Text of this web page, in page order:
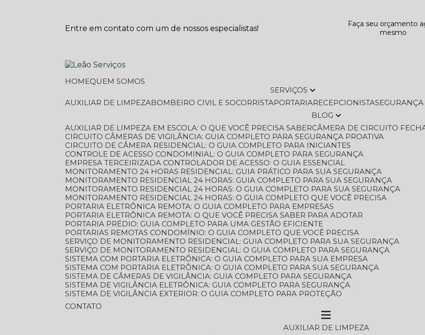
Entre em contato com um de nossos especialistas!
Faça seu orçamento
mesmo
HOME
QUEM SOMOS
SERVIÇOS
AUXILIAR DE LIMPEZA
BOMBEIRO CIVIL E SOCORRISTA PORTARIA RECEPCIONISTA
BLOG
AUXILIAR DE LIMPEZA EM ESCOLA: O QUE VOCÊ PRECISA SABER
CÂMERA DE CIRCUITO
CIRCUITO CÂMERAS DE VIGILÂNCIA: GUIA COMPLETO PARA SEGURANÇA PROATIVA
CIRCUITO DE CÂMERA RESIDENCIAL: O GUIA COMPLETO PARA INICIANTES
CONTROLE DE ACESSO CONDOMINIAL: O GUIA COMPLETO PARA SEGURANÇA
EMPRESA TERCEIRIZADA CONTROLADOR DE ACESSO: O GUIA ESSENCIAL
MONITORAMENTO 24 HORAS RESIDENCIAL: GUIA PRÁTICO PARA SUA SEGURANÇA
MONITORAMENTO RESIDENCIAL 24 HORAS: GUIA COMPLETO PARA SUA SEGURANÇA
MONITORAMENTO RESIDENCIAL 24 HORAS: O GUIA COMPLETO PARA SUA SEGURANÇA
MONITORAMENTO RESIDENCIAL 24 HORAS: O GUIA COMPLETO QUE VOCÊ PRECISA
PORTARIA ELETRÔNICA REMOTA: O GUIA COMPLETO PARA EMPRESAS
PORTARIA ELETRÔNICA REMOTA: O QUE VOCÊ PRECISA SABER PARA ADOTAR
PORTARIA PRÉDIO: GUIA COMPLETO PARA UMA GESTÃO EFICIENTE
PORTARIAS REMOTAS CONDOMÍNIO: O GUIA COMPLETO QUE VOCÊ PRECISA
SERVIÇO DE MONITORAMENTO RESIDENCIAL: GUIA COMPLETO PARA SUA SEGURANÇA
SERVIÇO DE MONITORAMENTO RESIDENCIAL: O GUIA COMPLETO PARA SEGURANÇA
SISTEMA COM PORTARIA ELETRÔNICA: O GUIA COMPLETO PARA SUA EMPRESA
SISTEMA COM PORTARIA ELETRÔNICA: O GUIA COMPLETO PARA SUA SEGURANÇA
SISTEMA DE CÂMERAS DE VIGILÂNCIA: GUIA COMPLETO PARA SEGURANÇA
SISTEMA DE VIGILÂNCIA ELETRÔNICA: GUIA COMPLETO PARA SEGURANÇA
SISTEMA DE VIGILÂNCIA EXTERIOR: O GUIA COMPLETO PARA PROTEÇÃO
CONTATO
AUXILIAR DE LIMPEZA